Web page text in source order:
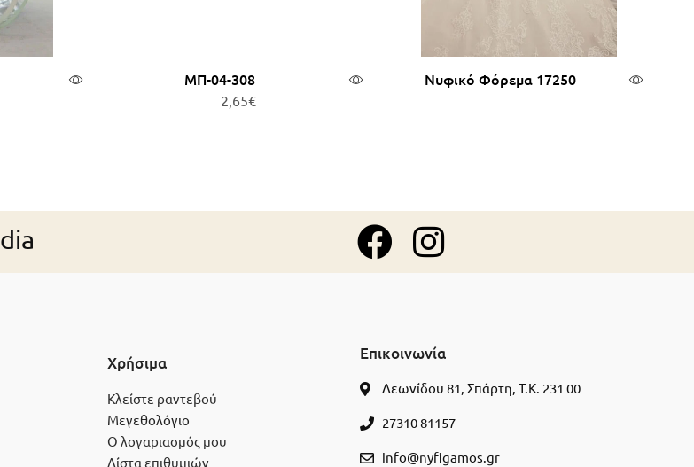
ΜΠ-04-308
2,65€
Νυφικό Φόρεμα 17250
Χρήσιμα
Κλείστε ραντεβού
Μεγεθολόγιο
Ο λογαριασμός μου
Λίστα επιθυμιών
Επικοινωνία
Λεωνίδου 81, Σπάρτη, Τ.Κ. 231 00
27310 81157
info@nyfigamos.gr